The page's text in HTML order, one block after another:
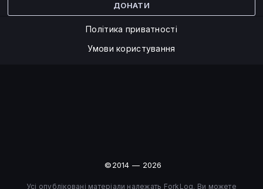
ДОНАТИ
Політика приватності
Умови користування
©2014 — 2026
Усі опубліковані матеріали належать ForkLog. Ви можете